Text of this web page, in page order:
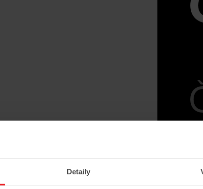
Detaily